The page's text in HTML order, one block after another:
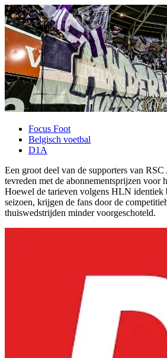
Focus Foot
Belgisch voetbal
D1A
Een groot deel van de supporters van
tevreden met de abonnementsprijzen voor
Hoewel de tarieven volgens HLN identiek
seizoen, krijgen de fans door de
thuiswedstrijden minder voorgeschoteld.